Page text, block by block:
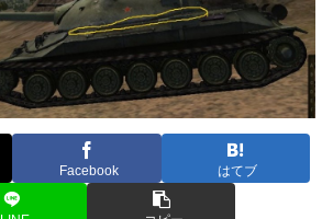
Facebook はてブ